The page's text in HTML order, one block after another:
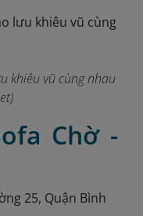
khiêu vũ cùng nhau
Chờ -
25, Quận Bình